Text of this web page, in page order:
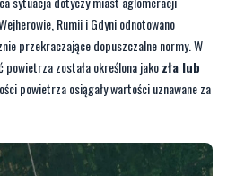
Rumii i Gdyni odnotowano
przekraczające dopuszczalne normy. W
została określona jakozła lub
powietrza osiągały wartości uznawane za